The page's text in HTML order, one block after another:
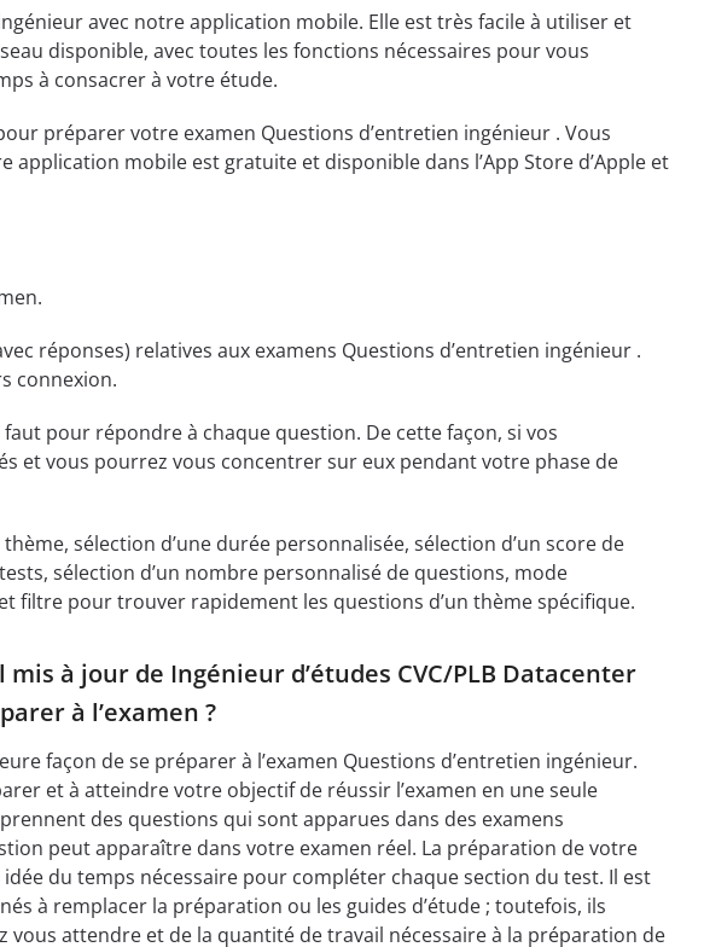
avec notre application mobile. Elle est très facile à utiliser et
disponible, avec toutes les fonctions nécessaires pour vous
à consacrer à votre étude.
préparer votre examen Questions d’entretien ingénieur . Vous
mobile est gratuite et disponible dans l’App Store d’Apple et
réponses) relatives aux examens Questions d’entretien ingénieur .
connexion.
pour répondre à chaque question. De cette façon, si vos
et vous pourrez vous concentrer sur eux pendant votre phase de
sélection d’une durée personnalisée, sélection d’un score de
sélection d’un nombre personnalisé de questions, mode
filtre pour trouver rapidement les questions d’un thème spécifique.
à jour de Ingénieur d’études CVC/PLB Datacenter
à l’examen ?
façon de se préparer à l’examen Questions d’entretien ingénieur.
et à atteindre votre objectif de réussir l’examen en une seule
des questions qui sont apparues dans des examens
peut apparaître dans votre examen réel. La préparation de votre
du temps nécessaire pour compléter chaque section du test. Il est
à remplacer la préparation ou les guides d’étude ; toutefois, ils
attendre et de la quantité de travail nécessaire à la préparation de